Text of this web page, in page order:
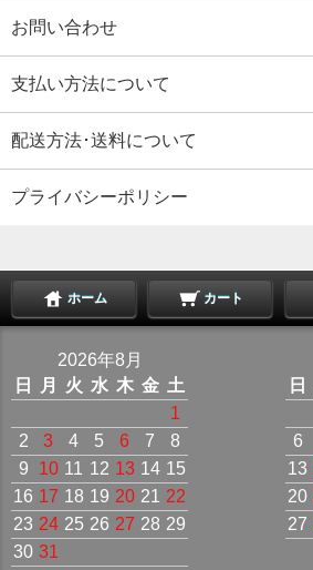
お問い合わせ
支払い方法について
配送方法･送料について
プライバシーポリシー
ホーム カート
2026年8月
日
月 火 水 木 金 土
1
2
3 4 5 6 7
8
9
10 11 12 13 14 15
16 17 18 19 20 21 22
23 24 25 26 27 28 29
30 31
日
6
13
20
27